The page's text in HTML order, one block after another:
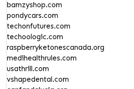
bamzyshop.com
pondycars.com
techonfutures.com
techoologic.com
raspberryketonescanada.org
medihealthrules.com
usathrill.com
vshapedental.com